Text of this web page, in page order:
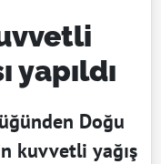
yapıldı
Doğu
kuvvetli yağış